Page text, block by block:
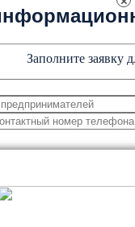
Заполните заявку